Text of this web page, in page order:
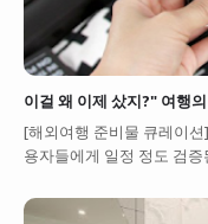
이걸 왜 이제 샀지?" 여행
[해외여행 준비물 큐레이
용자들에게 일정 정도 검